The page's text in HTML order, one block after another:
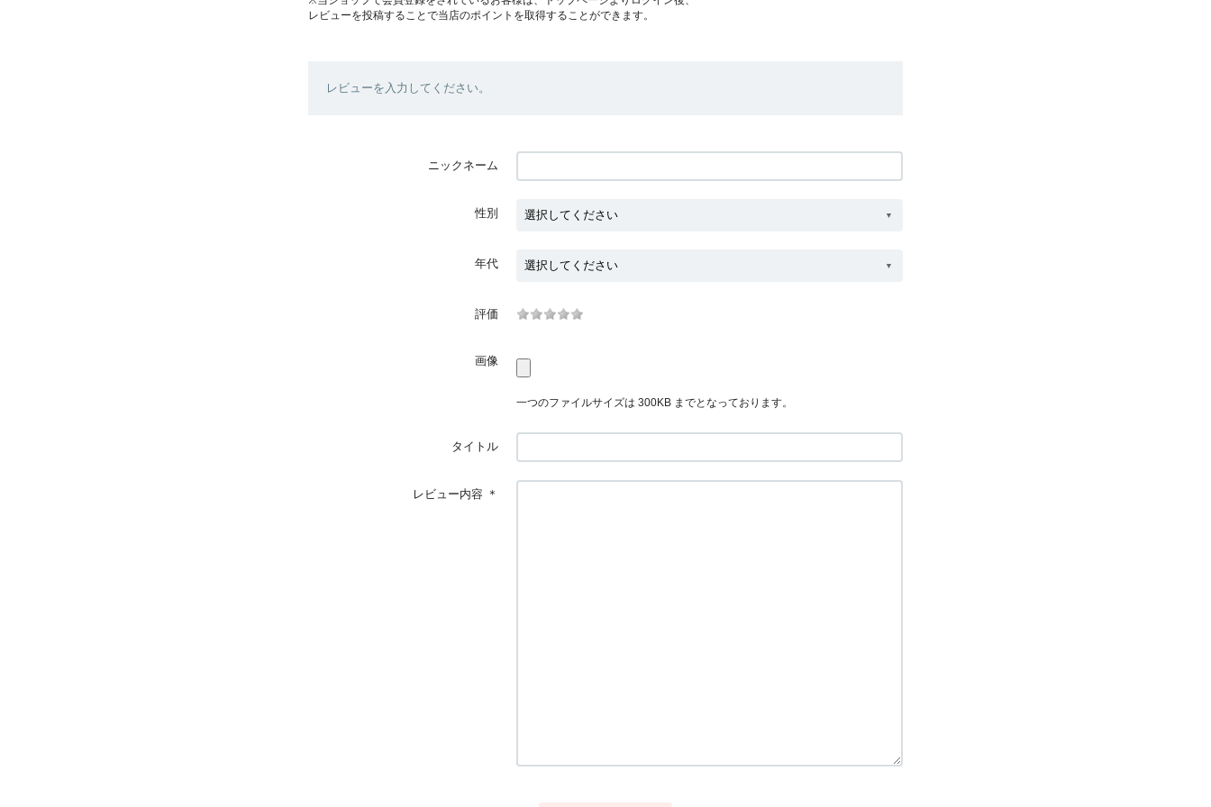
レビューを投稿することで当店のポイントを取得することができます。
レビューを入力してください。
ニックネーム
性別
年代
評価
画像
一つのファイルサイズは 300KB までとなっております。
タイトル
レビュー内容 ＊